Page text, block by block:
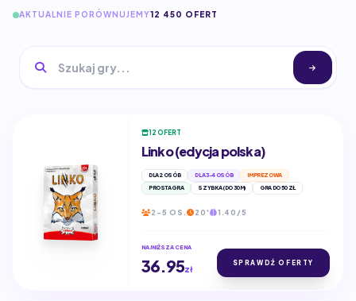
AKTUALNIE PORÓWNUJEMY12 450 OFERT
12 OFERT
Linko (edycja polska)
DLA 2 OSÓB DLA 3-4 OSÓB
IMPREZOWA
PROSTA GRA
SZYBKA (DO 30M) GRA DO 50 ZŁ
2-5 OS. 20' 1.40/5
NAJNIŻSZA CENA
36.95zł
SPRAWDŹ OFERTY